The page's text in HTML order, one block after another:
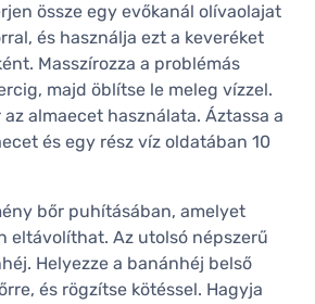
össze egy evőkanál olívaolajat
és használja ezt a keveréket
Masszírozza a problémás
majd öblítse le meleg vízzel.
almaecet használata. Áztassa a
és egy rész víz oldatában 10
bőr puhításában, amelyet
eltávolíthat. Az utolsó népszerű
Helyezze a banánhéj belső
és rögzítse kötéssel. Hagyja